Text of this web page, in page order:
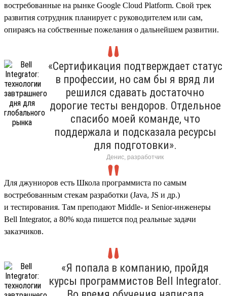
востребованные на рынке Google Cloud Platform. Свой трек
развития сотрудник планирует с руководителем или сам,
опираясь на собственные пожелания о дальнейшем развитии.
«Сертификация подтверждает статус
в профессии, но сам бы я вряд ли
решился сдавать достаточно
дорогие тесты вендоров. Отдельное
спасибо моей команде, что
поддержала и подсказала ресурсы
для подготовки».
Денис, разработчик
Для джуниоров есть Школа программиста по самым
востребованным стекам разработки (Java, JS и др.)
и тестирования. Там преподают Middle- и Senior-инженеры
Bell Integrator, а 80% кода пишется под реальные задачи
заказчиков.
«Я попала в компанию, пройдя
курсы программистов Bell Integrator.